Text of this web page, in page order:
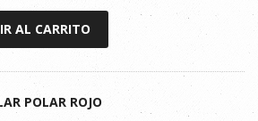
AL CARRITO
POLAR ROJO